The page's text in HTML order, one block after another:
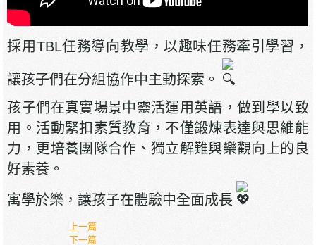
採用TBL任務導向教學，以趣味任務牽引學習，
讓孩子們在分組協作中主動探索。
孩子們在真實場景中靈活運用英語，做到學以致
用。活動緊扣素質教育，不僅鍛煉表達與思維能
力，更培養團隊合作、獨立解難與樂觀向上的良
好素養。
寓學於樂，讓孩子在體驗中全面成長
上一篇
下一篇